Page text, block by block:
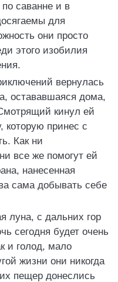
саванне и в
для
они просто
этого изобилия
вернулась
остававшаяся дома,
кинул ей
которую принес с
Как ни
все же помогут ей
нанесенная
сама добывать себе
луна, с дальних гор
сегодня будет очень
и голод, мало
жизни они никогда
пещер донеслись